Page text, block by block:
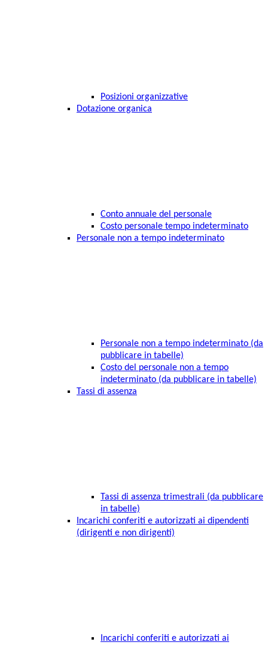
Posizioni organizzative
Dotazione organica
Conto annuale del personale
Costo personale tempo indeterminato
Personale non a tempo indeterminato
Personale non a tempo indeterminato (da
pubblicare in tabelle)
Costo del personale non a tempo
indeterminato (da pubblicare in tabelle)
Tassi di assenza
Tassi di assenza trimestrali (da pubblicare
in tabelle)
Incarichi conferiti e autorizzati ai dipendenti
(dirigenti e non dirigenti)
Incarichi conferiti e autorizzati ai